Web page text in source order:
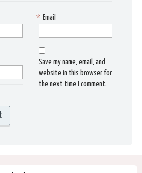
Email
*
Save my name, email, and
website in this browser for
the next time I comment.